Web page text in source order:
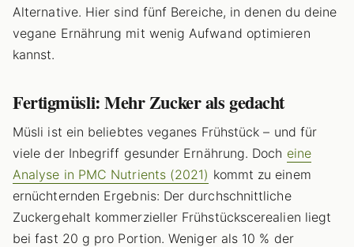
Alternative. Hier sind fünf Bereiche, in denen du deine
vegane Ernährung mit wenig Aufwand optimieren
kannst.
Fertigmüsli: Mehr Zucker als gedacht
Müsli ist ein beliebtes veganes Frühstück – und für
viele der Inbegriff gesunder Ernährung. Doch eine
Analyse in PMC Nutrients (2021) kommt zu einem
ernüchternden Ergebnis: Der durchschnittliche
Zuckergehalt kommerzieller Frühstückscerealien liegt
bei fast 20 g pro Portion. Weniger als 10 % der